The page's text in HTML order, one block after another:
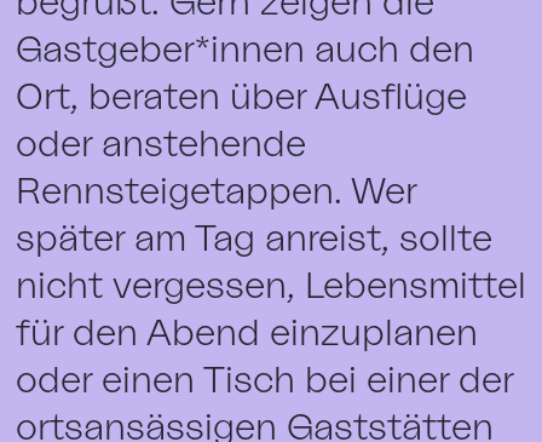
Gastgeber*innen auch den
Ort, beraten über Ausflüge
oder anstehende
Rennsteigetappen. Wer
später am Tag anreist, sollte
nicht vergessen, Lebensmittel
für den Abend einzuplanen
oder einen Tisch bei einer der
ortsansässigen Gaststätten